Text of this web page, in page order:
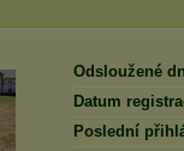
Odsloužené
Datum
Poslední